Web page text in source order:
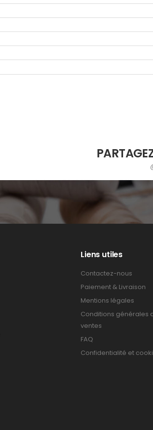
Liens utiles
Contactez-nous
Paiement & Livraison
Mentions légales
Conditions générales
ventes
FAQ
Confidentialité et